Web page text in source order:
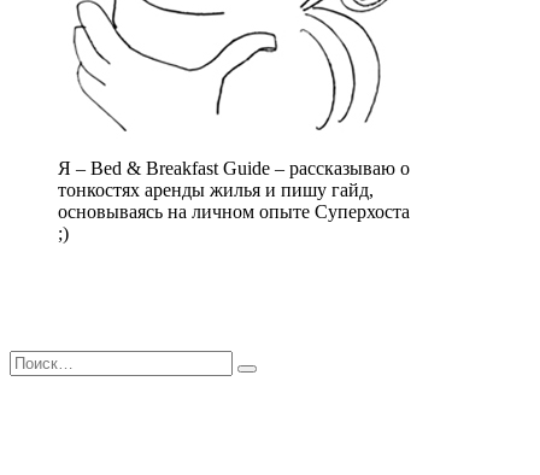
Я – Bed & Breakfast Guide – рассказываю о
тонкостях аренды жилья и пишу гайд,
основываясь на личном опыте Суперхоста
;)
Искать:
Поиск